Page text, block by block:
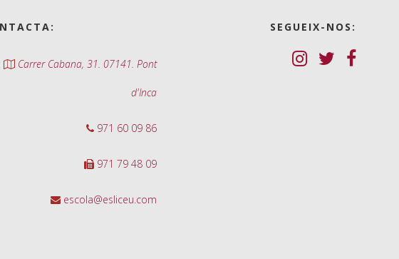
Carrer Cabana, 31. 07141. Pont
d'Inca
971 60 09 86
971 79 48 09
escola@esliceu.com
SEGUEIX-NOS: